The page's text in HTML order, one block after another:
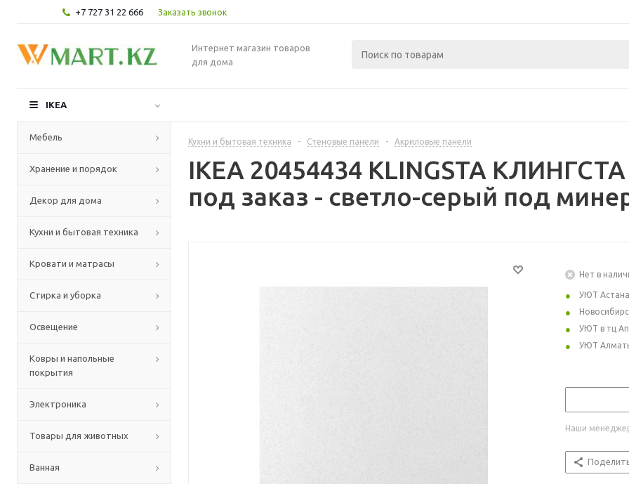
+7 727 31 22 666 Заказать звонок
Интернет магазин товаров
для дома
IKEA
Мебель
Хранение и порядок
Декор для дома
Кухни и бытовая техника
Кровати и матрасы
Стирка и уборка
Освещение
Ковры и напольные
покрытия
Электроника
Товары для животных
Ванная
Кухни и бытовая техника - Стеновые панели - Акриловые панели
IKEA 20454434 KLINGSTA
под заказ - светло-серый под
Нет в
УЮТ Астана
УЮТ в тц
УЮТ
Наши